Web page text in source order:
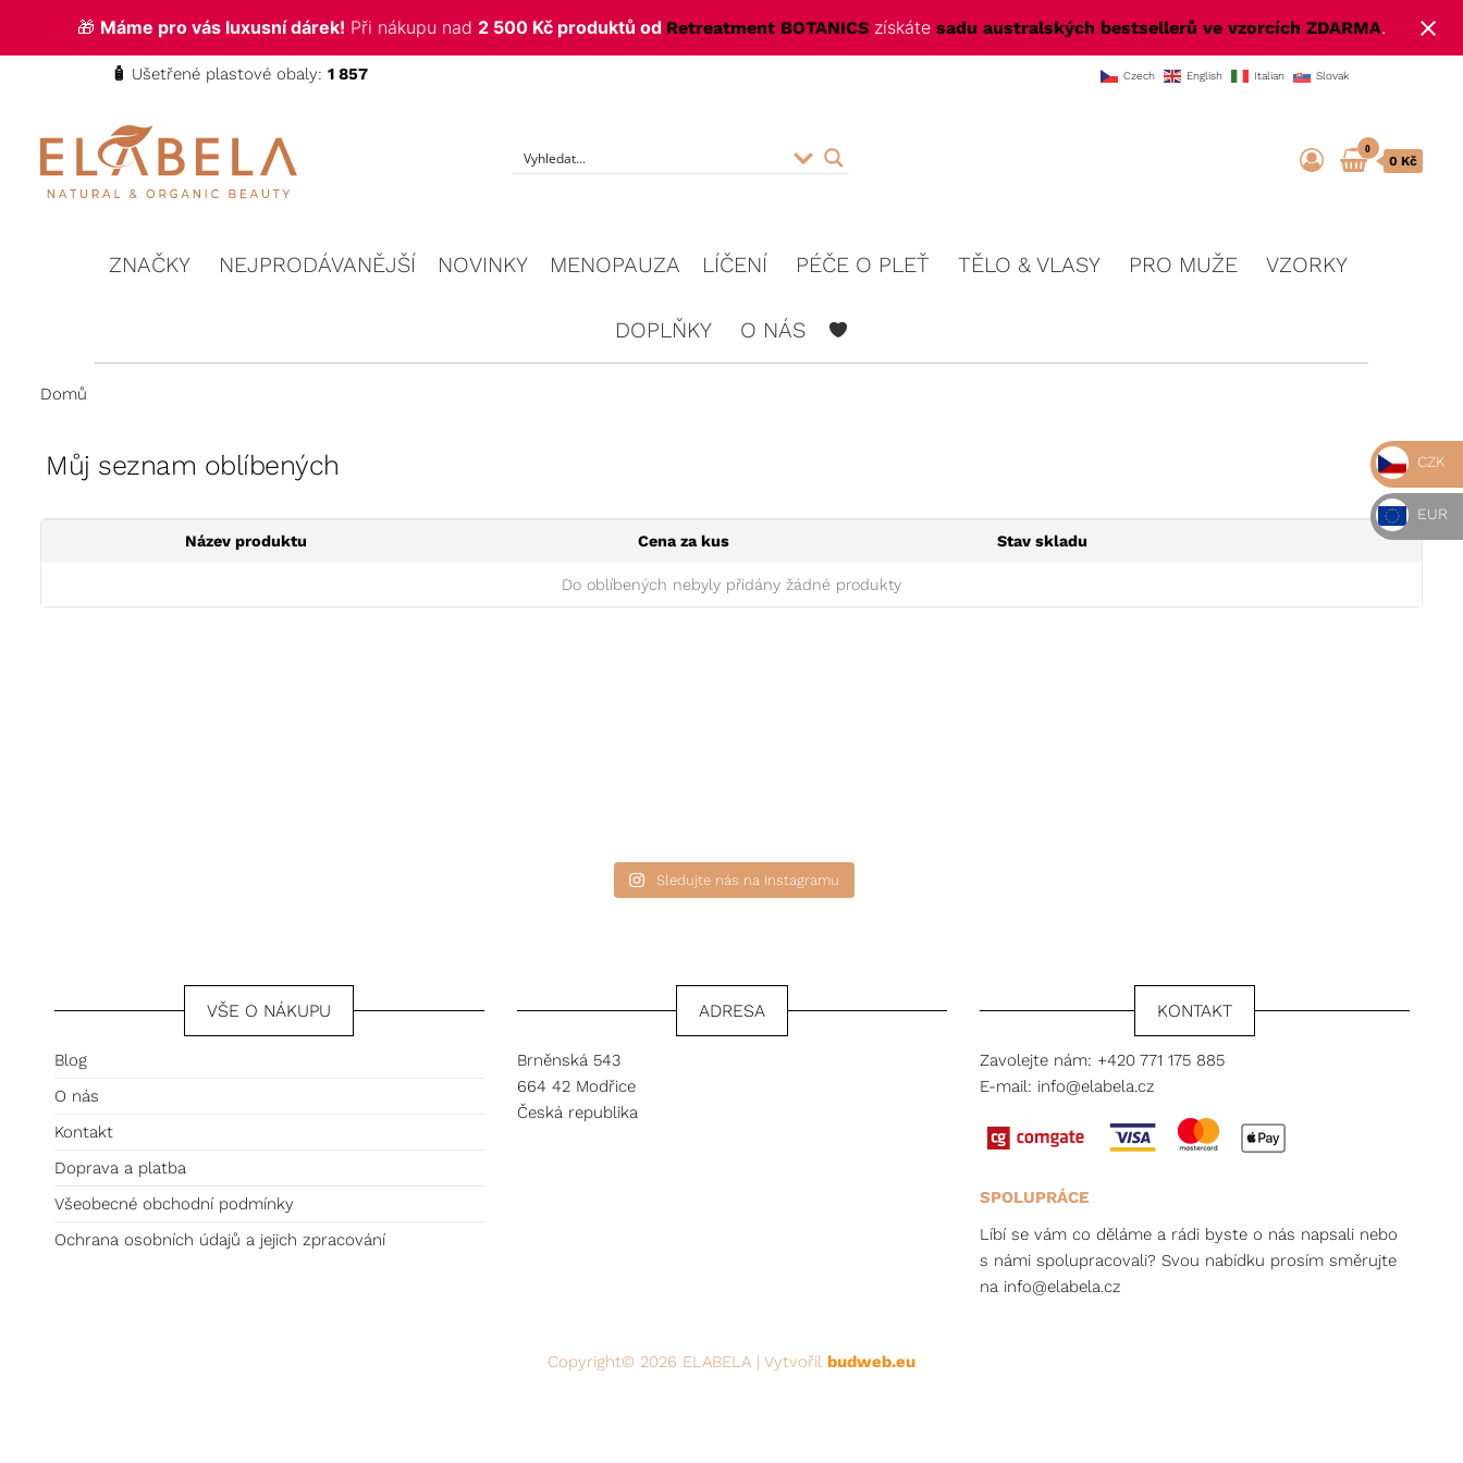
🎁 Máme pro vás luxusní dárek! Při nákupu nad 2 500 Kč produktů od Retreatment BOTANICS získáte sadu australských bestsellerů ve vzorcích ZDARMA.
🧴 Ušetřené plastové obaly: 1 857 Czech English Italian Slovak
Beauty
0
0 Kč
ZNAČKY NEJPRODÁVANĚJŠÍ NOVINKY MENOPAUZA LÍČENÍ PÉČE O PLEŤ TĚLO & VLASY PRO MUŽE VZORKY
DOPLŇKY O NÁS
Domů
Můj seznam oblíbených
Název produktu Cena za kus Stav skladu
Do oblíbených nebyly přidány žádné produkty
Sledujte nás na Instagramu
VŠE O NÁKUPU
Blog
O nás
Kontakt
Doprava a platba
Všeobecné obchodní podmínky
Ochrana osobních údajů a jejich zpracování
ADRESA
Brněnská 543
664 42 Modřice
Česká republika
KONTAKT
Zavolejte nám: +420 771 175 885
E-mail: info@elabela.cz
SPOLUPRÁCE
Líbí se vám co děláme a rádi byste o nás napsali nebo
s námi spolupracovali? Svou nabídku prosím směrujte
na info@elabela.cz
Copyright© 2026 ELABELA | Vytvořil budweb.eu
CZK
EUR